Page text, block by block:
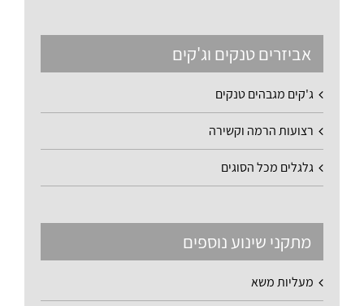
אביזרים טנקים וג'קים
ג'קים מגבהים טנקים
רצועות הרמה וקשירה
גלגלים מכל הסוגים
מתקני שינוע נוספים
מעליות משא